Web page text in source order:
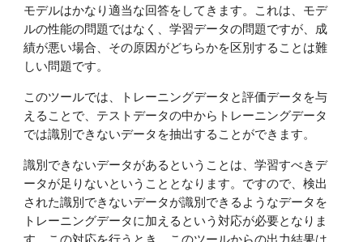
モデルはかなり適当な回答をしてきます。これは、モデ
ルの性能の問題ではなく、学習データの問題ですが、成
績が悪い場合、その原因がどちらかを区別することは難
しい問題です。
このツールでは、トレーニングデータと評価データを与
えることで、テストデータの中からトレーニングデータ
では識別できないデータを抽出することができます。
識別できないデータがあるということは、学習すべきデ
ータが足りないということとなります。ですので、検出
された識別できないデータが識別できるようなデータを
トレーニングデータに加えるという対応が必要となりま